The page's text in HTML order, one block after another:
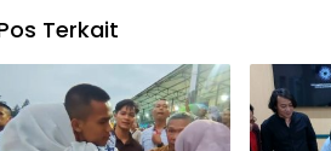
Terkait